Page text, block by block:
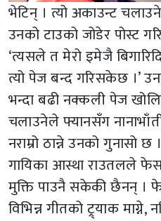
भेटिन् । त्यो अकाउन्ट
उनको टाउको जोडेर पोस्ट
‘त्यसले त मेरो इमेजै
त्यो पेज बन्द गरिसकेछ ।’
भन्दा बढी नक्कली पेज
चलाउनेले फ्यानसँग
नराम्रो ठान्ने उनको गुनासो छ ।
गायिका आस्था राउतलले
मुक्ति पाउनै सकेकी छैनन् ।
विभिन्न गीतको ट्र्याक माग्ने,